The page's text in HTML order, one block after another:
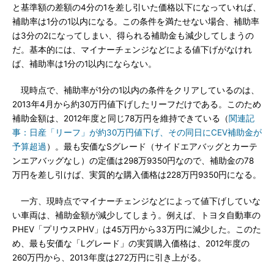
と基準額の差額の4分の1を差し引いた価格以下になっていれば、
補助率は1分の1以内になる。この条件を満たせない場合、補助率
は3分の2になってしまい、得られる補助金も減少してしまうの
だ。基本的には、マイナーチェンジなどによる値下げがなけれ
ば、補助率は1分の1以内にならない。
現時点で、補助率が1分の1以内の条件をクリアしているのは、
2013年4月から約30万円値下げしたリーフだけである。このため
補助金額は、2012年度と同じ78万円を維持できている（関連記
事：日産「リーフ」が約30万円値下げ、その同日にCEV補助金が
予算超過）。最も安価なSグレード（サイドエアバッグとカーテ
ンエアバッグなし）の定価は298万9350円なので、補助金の78
万円を差し引けば、実質的な購入価格は228万円9350円になる。
一方、現時点でマイナーチェンジなどによって値下げしていな
い車両は、補助金額が減少してしまう。例えば、トヨタ自動車の
PHEV「プリウスPHV」は45万円から33万円に減少した。このた
め、最も安価な「Lグレード」の実質購入価格は、2012年度の
260万円から、2013年度は272万円に引き上がる。